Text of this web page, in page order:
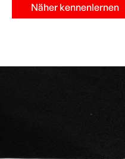
Näher kennenlernen